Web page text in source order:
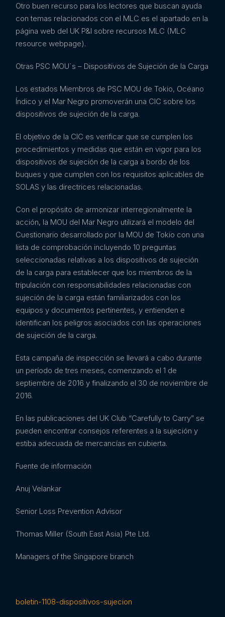
Otro buen recurso para los lectores que buscan ayuda
con temas relacionados con el MLC es el apartado en la
página web del UK P&I sobre recursos MLC (MLC
resource webpage).
Otras PSC MOU`s – Dispositivos de Sujeción de la Carga
Los estados Miembros de PSC MOU de Tokio, Océano
Índico y el Mar Negro promoverán una CIC sobre los
dispositivos de sujeción de la carga.
El objetivo de la CIC es verificar que se cumplen los
procedimientos y medidas que están en vigor para los
dispositivos de sujeción de la carga a bordo de los
buques y que cumplen con los requisitos aplicables de
SOLAS y las directrices relacionadas.
Con el propósito de armonizar interregionalmente la
acción, la MOU del Mar Negro utilizará el modelo del
Cuestionario desarrollado por la MOU de Tokio con una
lista de comprobación incluyendo 10 preguntas
seleccionadas relativas a los dispositivos de sujeción
de la carga para establecer que los miembros de la
tripulación con responsabilidades relacionadas con
sujeción de la carga están familiarizados con los
equipos y documentos pertinentes, y entienden e
identifican los peligros asociados con las operaciones
de sujeción de la carga.
Esta campaña de inspección se llevará a cabo durante
un período de tres meses, comenzando el 1 de
septiembre de 2016 y finalizando el 30 de noviembre de
2016.
En las publicaciones del UK Club “Carefully to Carry” se
pueden encontrar consejos referentes a la sujeción y
estiba adecuada de mercancías en cubierta.
Fuente de información
Anuj Velankar
Senior Loss Prevention Advisor
Thomas Miller (South East Asia) Pte Ltd.
Managers of the Singapore branch
boletin-1108-dispositivos-sujecion